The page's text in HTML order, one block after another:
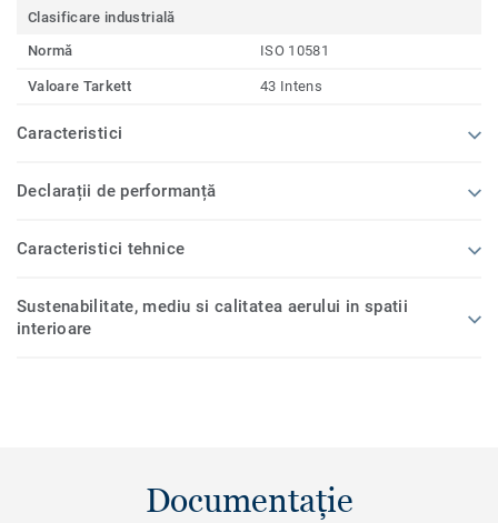
Clasificare industrială
Normă
ISO 10581
Valoare Tarkett 43 Intens
Caracteristici
Declarații de performanță
Caracteristici tehnice
Sustenabilitate, mediu si calitatea aerului in spatii
interioare
Documentație